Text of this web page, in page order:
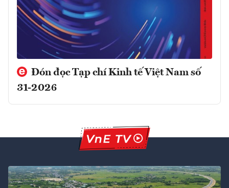
Đón đọc Tạp chí Kinh tế Việt Nam số
31-2026